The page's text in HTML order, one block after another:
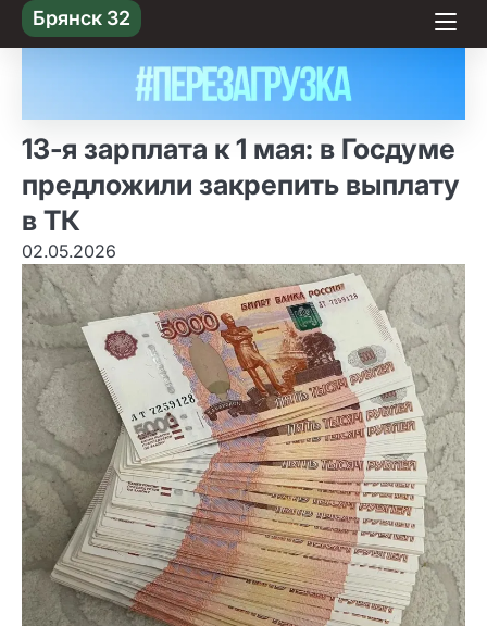
Skip
to content
Брянск 32
13‑я зарплата к 1 мая: в Госдуме
предложили закрепить выплату
в ТК
02.05.2026